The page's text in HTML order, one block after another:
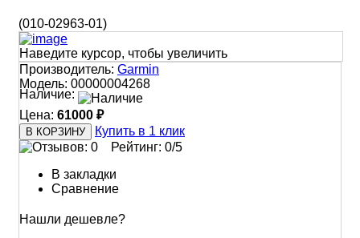
(010-02963-01)
Наведите курсор, чтобы увеличить
Производитель: Garmin
Модель: 00000004268
Наличие:
Цена: 61000 ₽
Купить в 1 клик
Рейтинг: 0/5
В закладки
Сравнение
Нашли дешевле?